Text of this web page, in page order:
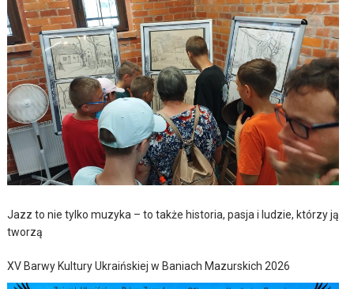
Jazz to nie tylko muzyka – to także historia, pasja i ludzie, którzy ją
tworzą
XV Barwy Kultury Ukraińskiej w Baniach Mazurskich 2026